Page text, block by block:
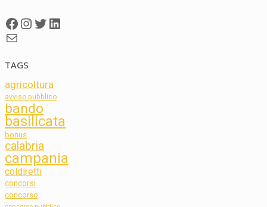
Facebook
Instagram
Twitter
LinkedIn
Mail
TAGS
agricoltura
avviso pubblico
bando
basilicata
bonus
calabria
campania
coldiretti
concorsi
concorso